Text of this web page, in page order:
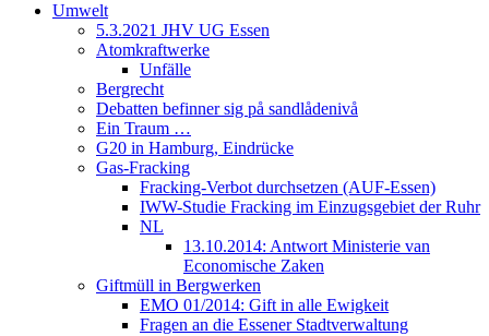
Umwelt
5.3.2021 JHV UG Essen
Atomkraftwerke
Unfälle
Bergrecht
Debatten befinner sig på sandlådenivå
Ein Traum …
G20 in Hamburg, Eindrücke
Gas-Fracking
Fracking-Verbot durchsetzen (AUF-Essen)
IWW-Studie Fracking im Einzugsgebiet der Ruhr
NL
13.10.2014: Antwort Ministerie van
Economische Zaken
Giftmüll in Bergwerken
EMO 01/2014: Gift in alle Ewigkeit
Fragen an die Essener Stadtverwaltung